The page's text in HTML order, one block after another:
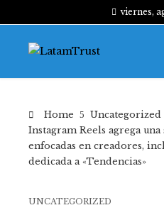
viernes,
Home
Uncategorized
Instagram Reels agrega
enfocadas en creadores,
dedicada a «Tendencias»
UNCATEGORIZED